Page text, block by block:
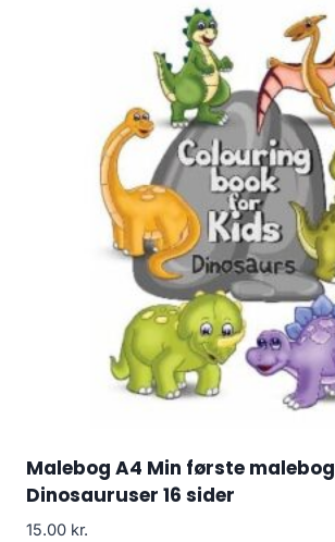
Malebog A4 Min første malebog
Dinosauruser 16 sider
15.00 kr.